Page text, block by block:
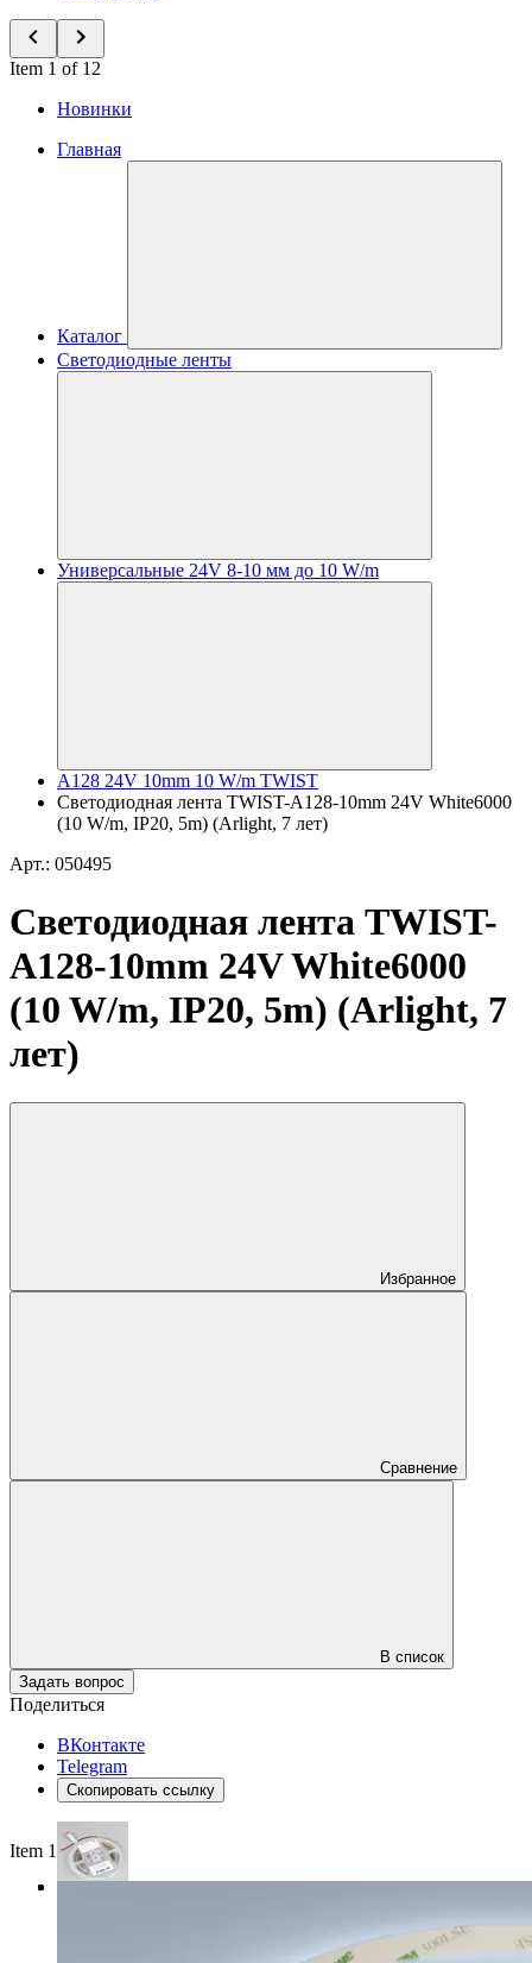
Item 1 of 12
Новинки
Главная
Каталог
Светодиодные ленты
Универсальные 24V 8-10 мм до 10 W/m
A128 24V 10mm 10 W/m TWIST
Светодиодная лента TWIST-A128-10mm 24V White6000
(10 W/m, IP20, 5m) (Arlight, 7 лет)
Арт.: 050495
Светодиодная лента TWIST-
A128-10mm 24V White6000
(10 W/m, IP20, 5m) (Arlight, 7
лет)
Избранное
Сравнение
В список
Задать вопрос
Поделиться
ВКонтакте
Telegram
Скопировать ссылку
Item 1 of 3